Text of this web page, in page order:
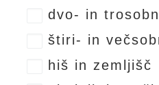
dvo- in
štiri- in
hiš in zemljišč